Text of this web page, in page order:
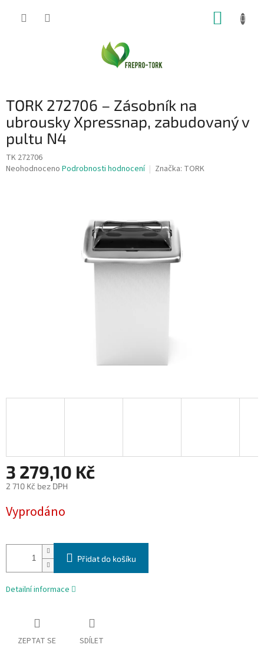
TORK 272706 – Zásobník na
ubrousky Xpressnap, zabudovaný v
pultu N4
TK 272706
Průměrné
Neohodnoceno Podrobnosti hodnocení Značka: TORK
3 279,10 Kč
2 710 Kč bez DPH
cena:
Vyprodáno
Přidat do košíku
Detailní informace
ZEPTAT SE SDÍLET